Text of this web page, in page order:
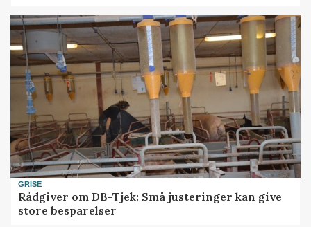
GRISE
Rådgiver om DB-Tjek: Små justeringer kan give
store besparelser